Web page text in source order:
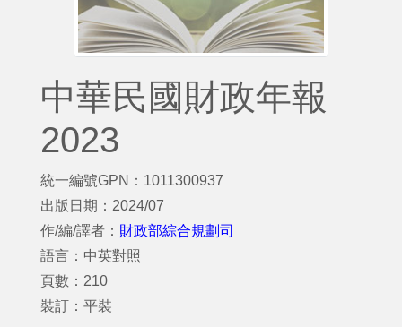
中華民國財政年報
2023
統一編號GPN：1011300937
出版日期：2024/07
作/編/譯者： 財政部綜合規劃司
語言：中英對照
頁數：210
裝訂：平裝